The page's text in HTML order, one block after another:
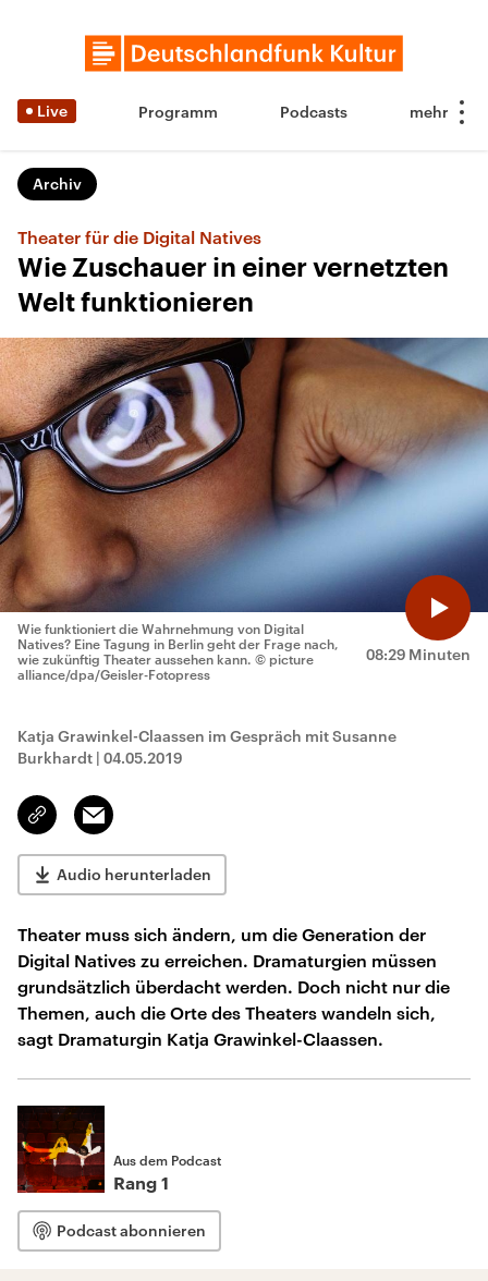
Live Programm Podcasts
Archiv
Theater für die Digital Natives
Wie Zuschauer in einer vernetzten
Welt funktionieren
08:29 Minuten
Wie funktioniert die Wahrnehmung von Digital
Natives? Eine Tagung in Berlin geht der Frage nach,
wie zukünftig Theater aussehen kann. © picture
alliance/dpa/Geisler-Fotopress
Katja Grawinkel-Claassen im Gespräch mit Susanne
Burkhardt | 04.05.2019
Link
kopieren/teilen
Email
Audio herunterladen
Theater muss sich ändern, um die Generation der
Digital Natives zu erreichen. Dramaturgien müssen
grundsätzlich überdacht werden. Doch nicht nur die
Themen, auch die Orte des Theaters wandeln sich,
sagt Dramaturgin Katja Grawinkel-Claassen.
Aus dem Podcast
Rang 1
Podcast abonnieren